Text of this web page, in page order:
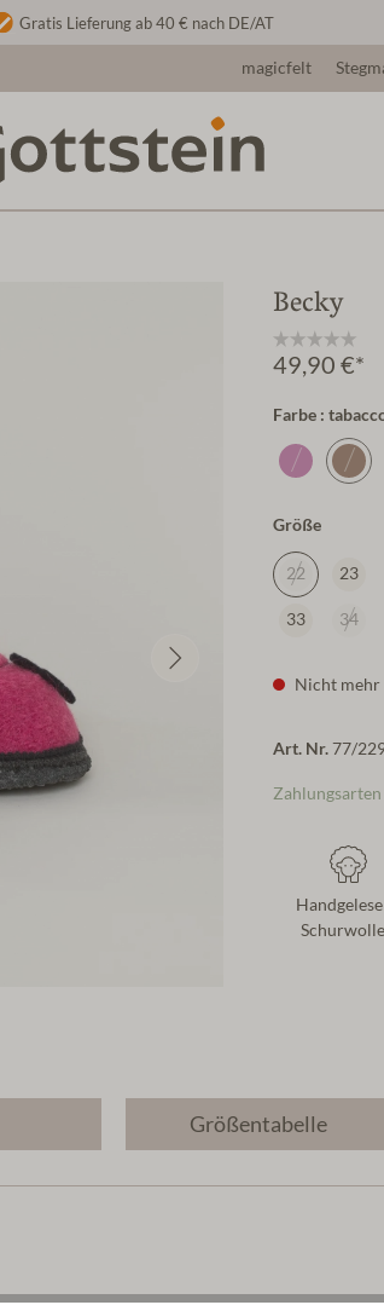
Gratis Lieferung ab 40 € nach DE/AT
magicfelt
Becky
49,90 €*
Farbe :
Größe
22 23
33 34
Nicht
Art. Nr.77/
Zahlungsarten
Größentabelle